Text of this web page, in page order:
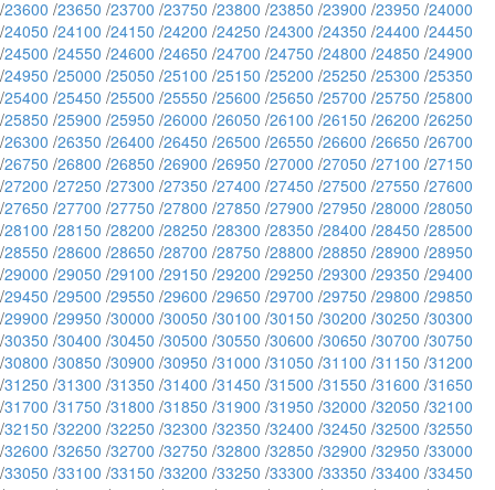
/23600 /23650 /23700 /23750 /23800 /23850 /23900 /23950 /24000
/24050 /24100 /24150 /24200 /24250 /24300 /24350 /24400 /24450
/24500 /24550 /24600 /24650 /24700 /24750 /24800 /24850 /24900
/24950 /25000 /25050 /25100 /25150 /25200 /25250 /25300 /25350
/25400 /25450 /25500 /25550 /25600 /25650 /25700 /25750 /25800
/25850 /25900 /25950 /26000 /26050 /26100 /26150 /26200 /26250
/26300 /26350 /26400 /26450 /26500 /26550 /26600 /26650 /26700
/26750 /26800 /26850 /26900 /26950 /27000 /27050 /27100 /27150
/27200 /27250 /27300 /27350 /27400 /27450 /27500 /27550 /27600
/27650 /27700 /27750 /27800 /27850 /27900 /27950 /28000 /28050
/28100 /28150 /28200 /28250 /28300 /28350 /28400 /28450 /28500
/28550 /28600 /28650 /28700 /28750 /28800 /28850 /28900 /28950
/29000 /29050 /29100 /29150 /29200 /29250 /29300 /29350 /29400
/29450 /29500 /29550 /29600 /29650 /29700 /29750 /29800 /29850
/29900 /29950 /30000 /30050 /30100 /30150 /30200 /30250 /30300
/30350 /30400 /30450 /30500 /30550 /30600 /30650 /30700 /30750
/30800 /30850 /30900 /30950 /31000 /31050 /31100 /31150 /31200
/31250 /31300 /31350 /31400 /31450 /31500 /31550 /31600 /31650
/31700 /31750 /31800 /31850 /31900 /31950 /32000 /32050 /32100
/32150 /32200 /32250 /32300 /32350 /32400 /32450 /32500 /32550
/32600 /32650 /32700 /32750 /32800 /32850 /32900 /32950 /33000
/33050 /33100 /33150 /33200 /33250 /33300 /33350 /33400 /33450